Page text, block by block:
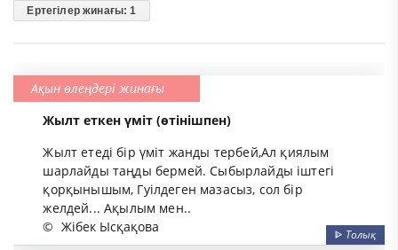
Ертегілер жинағы: 1
Ақын өлеңдері жинағы
Жылт еткен үміт (өтінішпен)
Жылт етеді бір үміт жанды тербей,Ал қиялым
шарлайды таңды бермей. Сыбырлайды іштегі
қорқынышым, Гуілдеген мазасыз, сол бір
желдей... Ақылым мен..
© Жібек Ысқақова ᐈ Толық